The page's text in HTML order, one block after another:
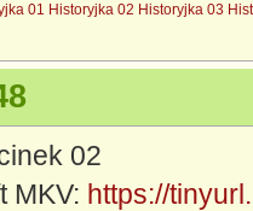
01 Historyjka 02 Historyjka 03
02
MKV: https://